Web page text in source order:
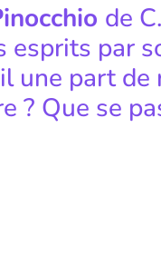
de
esprits par
une part de
? Que se